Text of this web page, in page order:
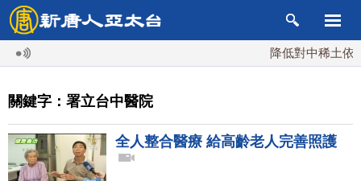
降低對中稀土依
關鍵字：署立台中醫院
全人整合醫療 給高齡老人完善照護